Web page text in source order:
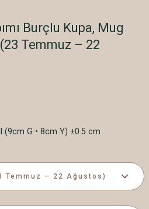
Burçlu Kupa, Mug
Temmuz – 22
(9cm G • 8cm Y) ±0.5 cm